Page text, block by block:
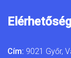
Cím: 9021 Győr,